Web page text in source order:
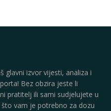
glavni izvor vijesti, analiza i
Bez obzira jeste li
pratitelj ili sami sudjelujete u
vam je potrebno za dozu